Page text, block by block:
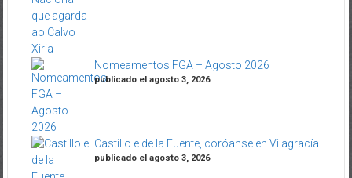
Nomeamentos FGA – Agosto 2026
publicado el agosto 3, 2026
Castillo e de la Fuente, coróanse en Vilagracía
publicado el agosto 3, 2026